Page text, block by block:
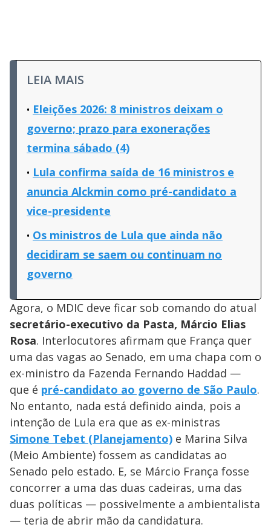
LEIA MAIS
Eleições 2026: 8 ministros deixam o
governo; prazo para exonerações
termina sábado (4)
Lula confirma saída de 16 ministros e
anuncia Alckmin como pré-candidato a
vice-presidente
Os ministros de Lula que ainda não
decidiram se saem ou continuam no
governo
Agora, o MDIC deve ficar sob comando do atual
secretário-executivo da Pasta, Márcio Elias
Rosa. Interlocutores afirmam que França quer
uma das vagas ao Senado, em uma chapa com o
ex-ministro da Fazenda Fernando Haddad —
que é pré-candidato ao governo de São Paulo.
No entanto, nada está definido ainda, pois a
intenção de Lula era que as ex-ministras
Simone Tebet (Planejamento) e Marina Silva
(Meio Ambiente) fossem as candidatas ao
Senado pelo estado. E, se Márcio França fosse
concorrer a uma das duas cadeiras, uma das
duas políticas — possivelmente a ambientalista
— teria de abrir mão da candidatura.